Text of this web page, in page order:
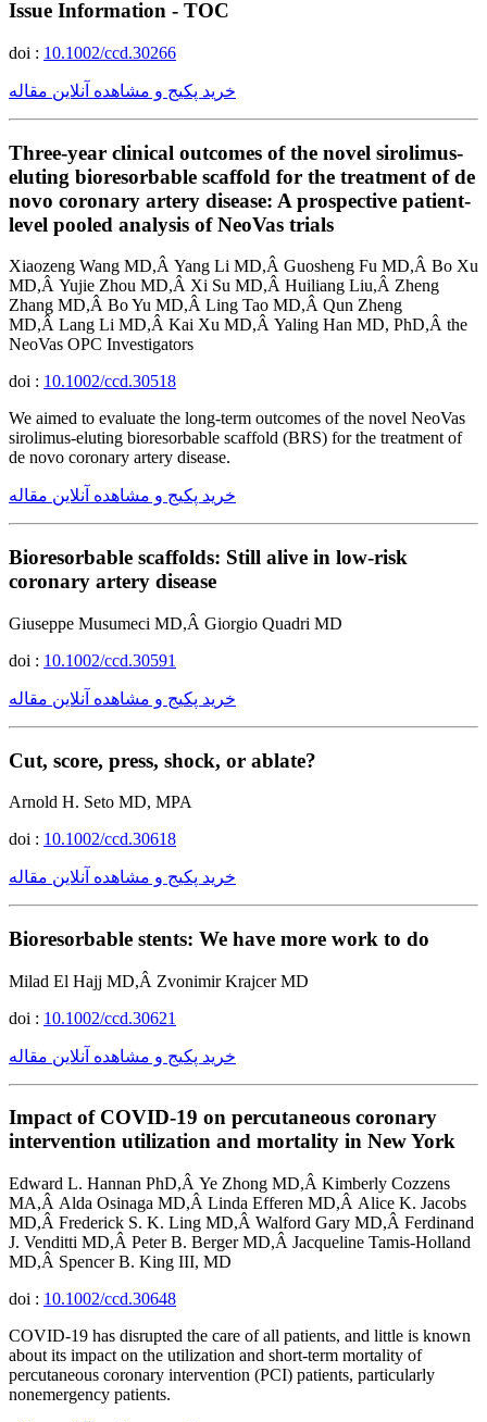
Issue Information - TOC
doi : 10.1002/ccd.30266
خرید پکیج و مشاهده آنلاین مقاله
Three-year clinical outcomes of the novel sirolimus-
eluting bioresorbable scaffold for the treatment of de
novo coronary artery disease: A prospective patient-
level pooled analysis of NeoVas trials
Xiaozeng Wang MD,Â Yang Li MD,Â Guosheng Fu MD,Â Bo Xu
MD,Â Yujie Zhou MD,Â Xi Su MD,Â Huiliang Liu,Â Zheng
Zhang MD,Â Bo Yu MD,Â Ling Tao MD,Â Qun Zheng
MD,Â Lang Li MD,Â Kai Xu MD,Â Yaling Han MD, PhD,Â the
NeoVas OPC Investigators
doi : 10.1002/ccd.30518
We aimed to evaluate the long-term outcomes of the novel NeoVas
sirolimus-eluting bioresorbable scaffold (BRS) for the treatment of
de novo coronary artery disease.
خرید پکیج و مشاهده آنلاین مقاله
Bioresorbable scaffolds: Still alive in low-risk
coronary artery disease
Giuseppe Musumeci MD,Â Giorgio Quadri MD
doi : 10.1002/ccd.30591
خرید پکیج و مشاهده آنلاین مقاله
Cut, score, press, shock, or ablate?
Arnold H. Seto MD, MPA
doi : 10.1002/ccd.30618
خرید پکیج و مشاهده آنلاین مقاله
Bioresorbable stents: We have more work to do
Milad El Hajj MD,Â Zvonimir Krajcer MD
doi : 10.1002/ccd.30621
خرید پکیج و مشاهده آنلاین مقاله
Impact of COVID-19 on percutaneous coronary
intervention utilization and mortality in New York
Edward L. Hannan PhD,Â Ye Zhong MD,Â Kimberly Cozzens
MA,Â Alda Osinaga MD,Â Linda Efferen MD,Â Alice K. Jacobs
MD,Â Frederick S. K. Ling MD,Â Walford Gary MD,Â Ferdinand
J. Venditti MD,Â Peter B. Berger MD,Â Jacqueline Tamis-Holland
MD,Â Spencer B. King III, MD
doi : 10.1002/ccd.30648
COVID-19 has disrupted the care of all patients, and little is known
about its impact on the utilization and short-term mortality of
percutaneous coronary intervention (PCI) patients, particularly
nonemergency patients.